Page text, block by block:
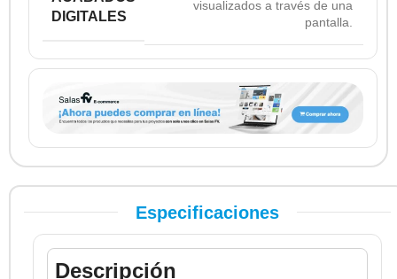
DIGITALES
visualizados a través de una
pantalla.
Especificaciones
Descripción